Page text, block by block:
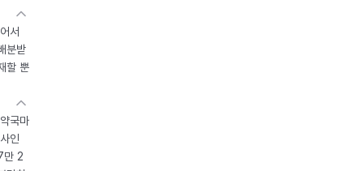
서
분받
할 뿐
국마
인
만 2